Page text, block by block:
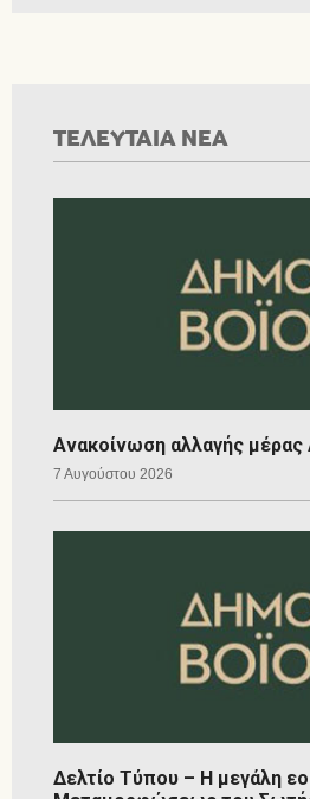
ΤΕΛΕΥΤΑΙΑ ΝΕΑ
Ανακοίνωση αλλαγής μέρας
7 Αυγούστου 2026
Δελτίο Τύπου – Η μεγάλη